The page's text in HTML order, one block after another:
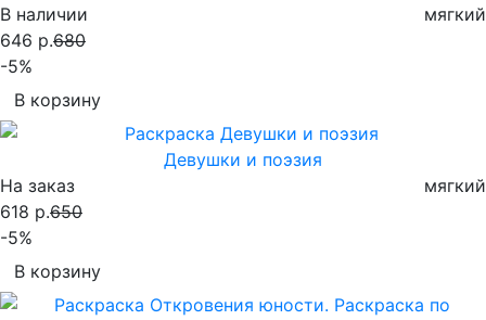
В наличии
мягкий
646 р.680
-5%
В корзину
Девушки и поэзия
На заказ
мягкий
618 р.650
-5%
В корзину